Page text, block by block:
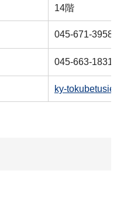
14階
045-671-3958
045-663-1831
ky-